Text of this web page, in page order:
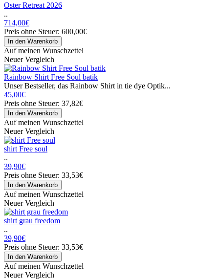
Oster Retreat 2026
..
714,00€
Preis ohne Steuer: 600,00€
Auf meinen Wunschzettel
Neuer Vergleich
Rainbow Shirt Free Soul batik
Unser Bestseller, das Rainbow Shirt in tie dye Optik...
45,00€
Preis ohne Steuer: 37,82€
Auf meinen Wunschzettel
Neuer Vergleich
shirt Free soul
..
39,90€
Preis ohne Steuer: 33,53€
Auf meinen Wunschzettel
Neuer Vergleich
shirt grau freedom
..
39,90€
Preis ohne Steuer: 33,53€
Auf meinen Wunschzettel
Neuer Vergleich